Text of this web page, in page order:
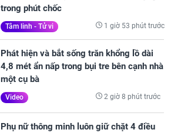
trong phút chốc
Tâm linh - Tử vi 1 giờ 53 phút trước
Phát hiện và bắt sống trăn khổng lồ dài
4,8 mét ẩn nấp trong bụi tre bên cạnh nhà
một cụ bà
Video 2 giờ 8 phút trước
Phụ nữ thông minh luôn giữ chặt 4 điều